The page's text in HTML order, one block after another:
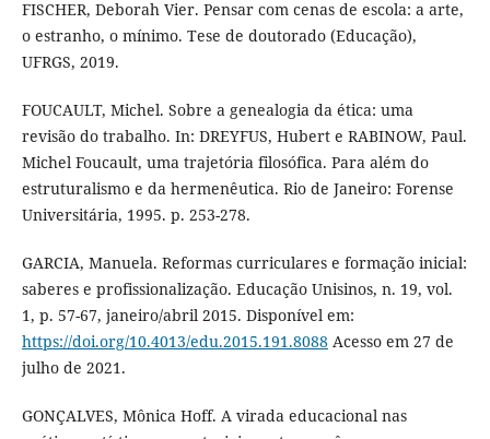
FISCHER, Deborah Vier. Pensar com cenas de escola: a arte,
o estranho, o mínimo. Tese de doutorado (Educação),
UFRGS, 2019.
FOUCAULT, Michel. Sobre a genealogia da ética: uma
revisão do trabalho. In: DREYFUS, Hubert e RABINOW, Paul.
Michel Foucault, uma trajetória filosófica. Para além do
estruturalismo e da hermenêutica. Rio de Janeiro: Forense
Universitária, 1995. p. 253-278.
GARCIA, Manuela. Reformas curriculares e formação inicial:
saberes e profissionalização. Educação Unisinos, n. 19, vol.
1, p. 57-67, janeiro/abril 2015. Disponível em:
https://doi.org/10.4013/edu.2015.191.8088Acesso em 27 de
julho de 2021.
GONÇALVES, Mônica Hoff. A virada educacional nas